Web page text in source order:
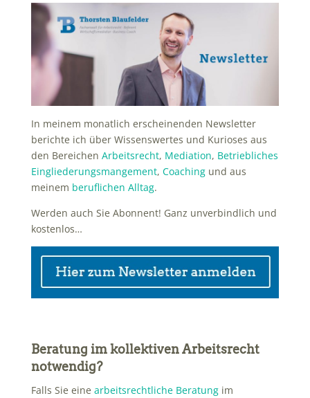
In meinem monatlich erscheinenden Newsletter
berichte ich über Wissenswertes und Kurioses aus
den Bereichen Arbeitsrecht, Mediation, Betriebliches
Eingliederungsmangement, Coachingund aus
meinem beruflichen Alltag.
Werden auch Sie Abonnent! Ganz unverbindlich und
kostenlos…
Beratung im kollektiven Arbeitsrecht
notwendig?
Falls Sie eine arbeitsrechtliche Beratungim